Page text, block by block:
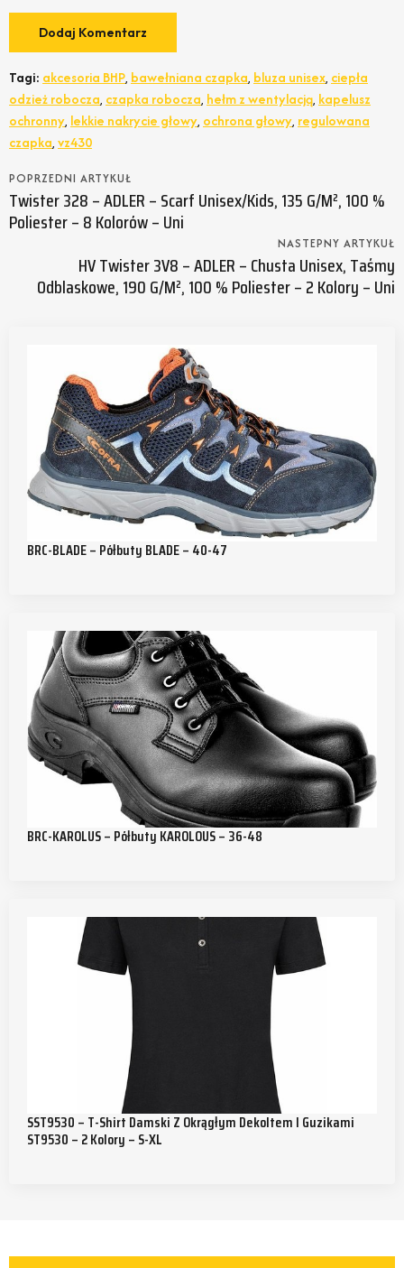
Tagi: akcesoria BHP, bawełniana czapka, bluza unisex, ciepła
odzież robocza, czapka robocza, hełm z wentylacją, kapelusz
ochronny, lekkie nakrycie głowy, ochrona głowy, regulowana
czapka,vz430
POPRZEDNI ARTYKUŁ
Twister 328 – ADLER – Scarf Unisex/kids, 135 G/m², 100 %
Poliester – 8 Kolorów – Uni
NASTEPNY ARTYKUŁ
HV Twister 3V8 – ADLER – Chusta Unisex, Taśmy
Odblaskowe, 190 G/m², 100 % Poliester – 2 Kolory – Uni
BRC-BLADE – Półbuty BLADE – 40-47
BRC-KAROLUS – Półbuty KAROLOUS – 36-48
SST9530 – T-Shirt Damski Z Okrągłym Dekoltem I Guzikami
ST9530 – 2 Kolory – S-XL